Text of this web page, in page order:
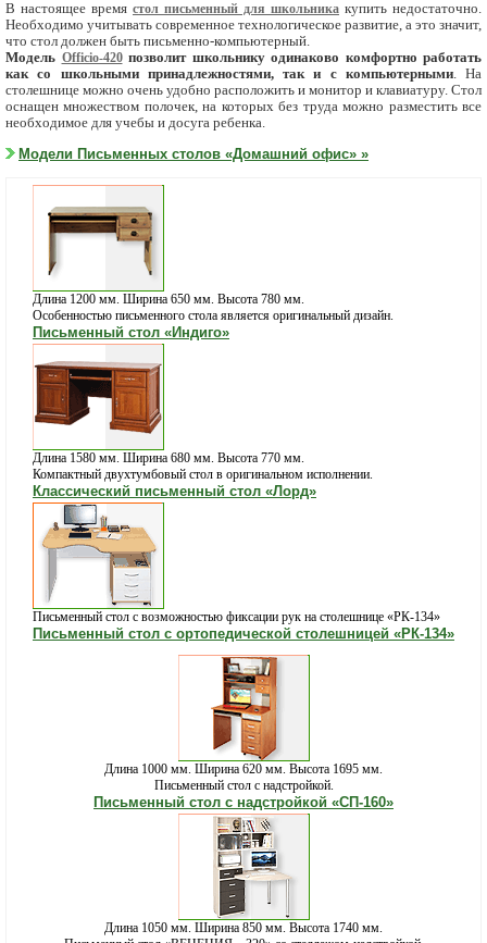
В настоящее время стол письменный для школьника купить недостаточно.
Необходимо учитывать современное технологическое развитие, а это значит,
что стол должен быть письменно-компьютерный.
Модель Officio-420позволит школьнику одинаково комфортно работать
как со школьными принадлежностями, так и с компьютерными. На
столешнице можно очень удобно расположить и монитор и клавиатуру. Стол
оснащен множеством полочек, на которых без труда можно разместить все
необходимое для учебы и досуга ребенка.
Модели Письменных столов «Домашний офис» »
Длина 1200 мм. Ширина 650 мм. Высота 780 мм.
Особенностью письменного стола является оригинальный дизайн.
Письменный стол «Индиго»
Длина 1580 мм. Ширина 680 мм. Высота 770 мм.
Компактный двухтумбовый стол в оригинальном исполнении.
Классический письменный стол «Лорд»
Письменный стол с возможностью фиксации рук на столешнице «РК-134»
Письменный стол с ортопедической столешницей «РК-134»
Длина 1000 мм. Ширина 620 мм. Высота 1695 мм.
Письменный стол с надстройкой.
Письменный стол с надстройкой «СП-160»
Длина 1050 мм. Ширина 850 мм. Высота 1740 мм.